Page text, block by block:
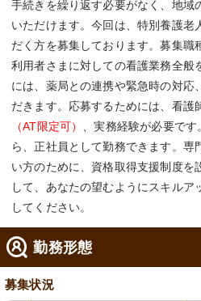
手続きを繰り返す必要がなく、地域
いただけます。今回は、特別養護老
だく方を募集しております。募集職
利用者さまに対しての看護業務全般
には、薬局との連携や緊急時の対応
だきます。応募するためには、看護
（AT限定可） 、実務経験が必要で
ら、正社員として勤務できます。専
い方のために、資格取得支援制度を
して、あなたの望むようにスキルア
してください。
勤務形態
募集状況